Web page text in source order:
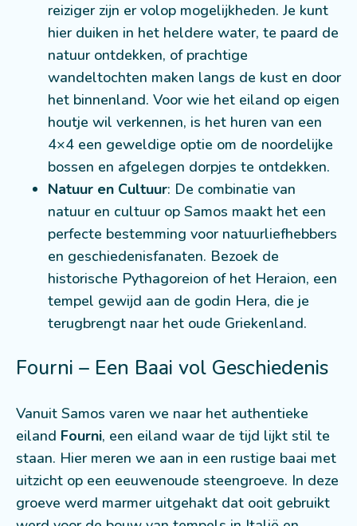
reiziger zijn er volop mogelijkheden. Je kunt
hier duiken in het heldere water, te paard de
natuur ontdekken, of prachtige
wandeltochten maken langs de kust en door
het binnenland. Voor wie het eiland op eigen
houtje wil verkennen, is het huren van een
4×4 een geweldige optie om de noordelijke
bossen en afgelegen dorpjes te ontdekken.
Natuur en Cultuur: De combinatie van
natuur en cultuur op Samos maakt het een
perfecte bestemming voor natuurliefhebbers
en geschiedenisfanaten. Bezoek de
historische Pythagoreion of het Heraion, een
tempel gewijd aan de godin Hera, die je
terugbrengt naar het oude Griekenland.
Fourni – Een Baai vol Geschiedenis
Vanuit Samos varen we naar het authentieke
eiland Fourni, een eiland waar de tijd lijkt stil te
staan. Hier meren we aan in een rustige baai met
uitzicht op een eeuwenoude steengroeve. In deze
groeve werd marmer uitgehakt dat ooit gebruikt